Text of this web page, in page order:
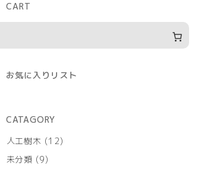
CART
お気に入りリスト
CATAGORY
人工樹木
1212
未分類 99